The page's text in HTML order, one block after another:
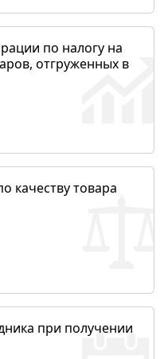
по налогу на
отгруженных в
качеству товара
при получении